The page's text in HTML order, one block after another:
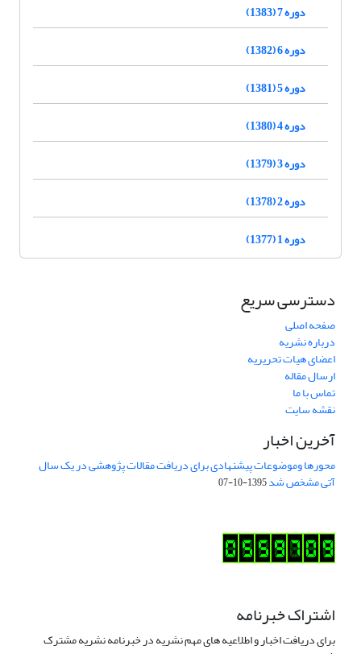
دوره 7 (1383)
دوره 6 (1382)
دوره 5 (1381)
دوره 4 (1380)
دوره 3 (1379)
دوره 2 (1378)
دوره 1 (1377)
دسترسی سریع
صفحه اصلی
درباره نشریه
اعضای هیات تحریریه
ارسال مقاله
تماس با ما
نقشه سایت
آخرین اخبار
محورها وموضوعات پیشنهادی برای دریافت مقالات پژوهشی در یک سال
آتی مشخص شد1395-10-07
اشتراک خبرنامه
برای دریافت اخبار و اطلاعیه های مهم نشریه در خبرنامه نشریه مشترک